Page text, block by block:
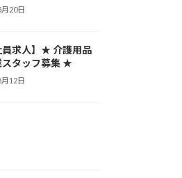
20日
員求人】★ 介護用品
スタッフ募集 ★
12日